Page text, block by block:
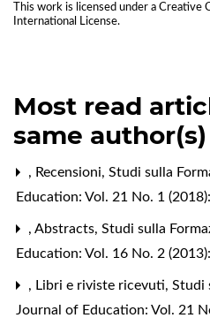
This work is licensed under a Creative
International License.
Most read
same author(s)
, Recensioni, Studi sulla
Education: Vol. 21 No. 1
, Abstracts, Studi sulla
Education: Vol. 16 No. 2
, Libri e riviste ricevuti, Studi
Journal of Education: Vol. 21